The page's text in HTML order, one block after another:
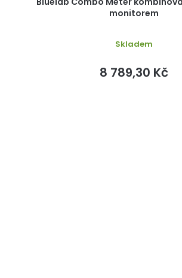
monitorem
Skladem
8 789,30 Kč